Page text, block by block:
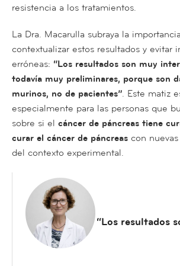
resistencia a los tratamientos.
La Dra. Macarulla subraya la
contextualizar estos resultados y evitar
erróneas: “Los resultados son muy
todavía muy preliminares, porque son
murinos, no de pacientes”. Este matiz
especialmente para las personas que
sobre si el cáncer de páncreas tiene
curar el cáncer de páncreas con
del contexto experimental.
“Los resultados